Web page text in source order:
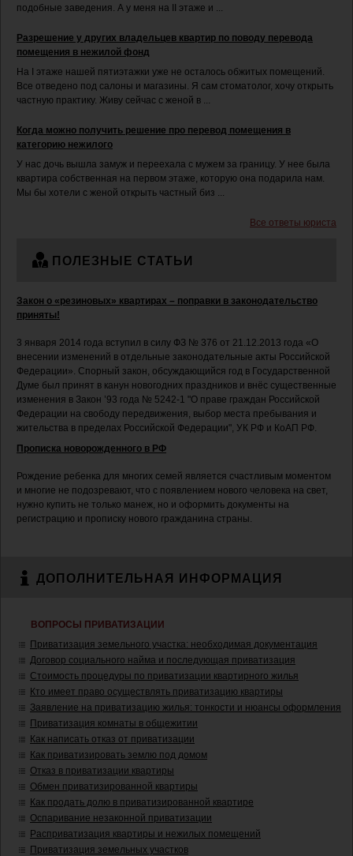
подобные заведения. А у меня на II этаже и ...
Разрешение у других владельцев квартир по поводу перевода
помещения в нежилой фонд
На І этаже нашей пятиэтажки уже не осталось обжитых помещений.
Все отведено под салоны и магазины. Я сам стоматолог, хочу открыть
частную практику. Живу сейчас с женой в ...
Когда можно получить решение про перевод помещения в
категорию нежилого
У нас дочь вышла замуж и переехала с мужем за границу. У нее была
квартира собственная на первом этаже, которую она подарила нам.
Мы бы хотели с женой открыть частный биз ...
Все ответы юриста
ПОЛЕЗНЫЕ СТАТЬИ
Закон о «резиновых» квартирах – поправки в законодательство
приняты!
3 января 2014 года вступил в силу ФЗ № 376 от 21.12.2013 года «О
внесении изменений в отдельные законодательные акты Российской
Федерации». Спорный закон, обсуждающийся год в Государственной
Думе был принят в канун новогодних праздников и внёс существенные
изменения в Закон ’93 года № 5242-1 "О праве граждан Российской
Федерации на свободу передвижения, выбор места пребывания и
жительства в пределах Российской Федерации", УК РФ и КоАП РФ.
Прописка новорожденного в РФ
Рождение ребенка для многих семей является счастливым моментом
и многие не подозревают, что с появлением нового человека на свет,
нужно купить не только манеж, но и оформить документы на
регистрацию и прописку нового гражданина страны.
ДОПОЛНИТЕЛЬНАЯ ИНФОРМАЦИЯ
ВОПРОСЫ ПРИВАТИЗАЦИИ
Приватизация земельного участка: необходимая документация
Договор социального найма и последующая приватизация
Стоимость процедуры по приватизации квартирного жилья
Кто имеет право осуществлять приватизацию квартиры
Заявление на приватизацию жилья: тонкости и нюансы оформления
Приватизация комнаты в общежитии
Как написать отказ от приватизации
Как приватизировать землю под домом
Отказ в приватизации квартиры
Обмен приватизированной квартиры
Как продать долю в приватизированной квартире
Оспаривание незаконной приватизации
Расприватизация квартиры и нежилых помещений
Приватизация земельных участков